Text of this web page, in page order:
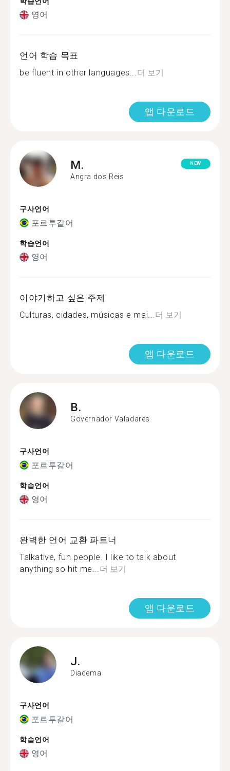
영어
언어 학습 목표
be fluent in other languages...더 보기
앱 다운로드
M.
Angra dos Reis
NEW
구사언어
포르투갈어
학습언어
영어
이야기하고 싶은 주제
Culturas, cidades, músicas e mai...더 보기
앱 다운로드
B.
Governador Valadares
구사언어
포르투갈어
학습언어
영어
완벽한 언어 교환 파트너
Talkative, fun people. I like to talk about
anything so hit me...더 보기
앱 다운로드
J.
Diadema
구사언어
포르투갈어
학습언어
영어